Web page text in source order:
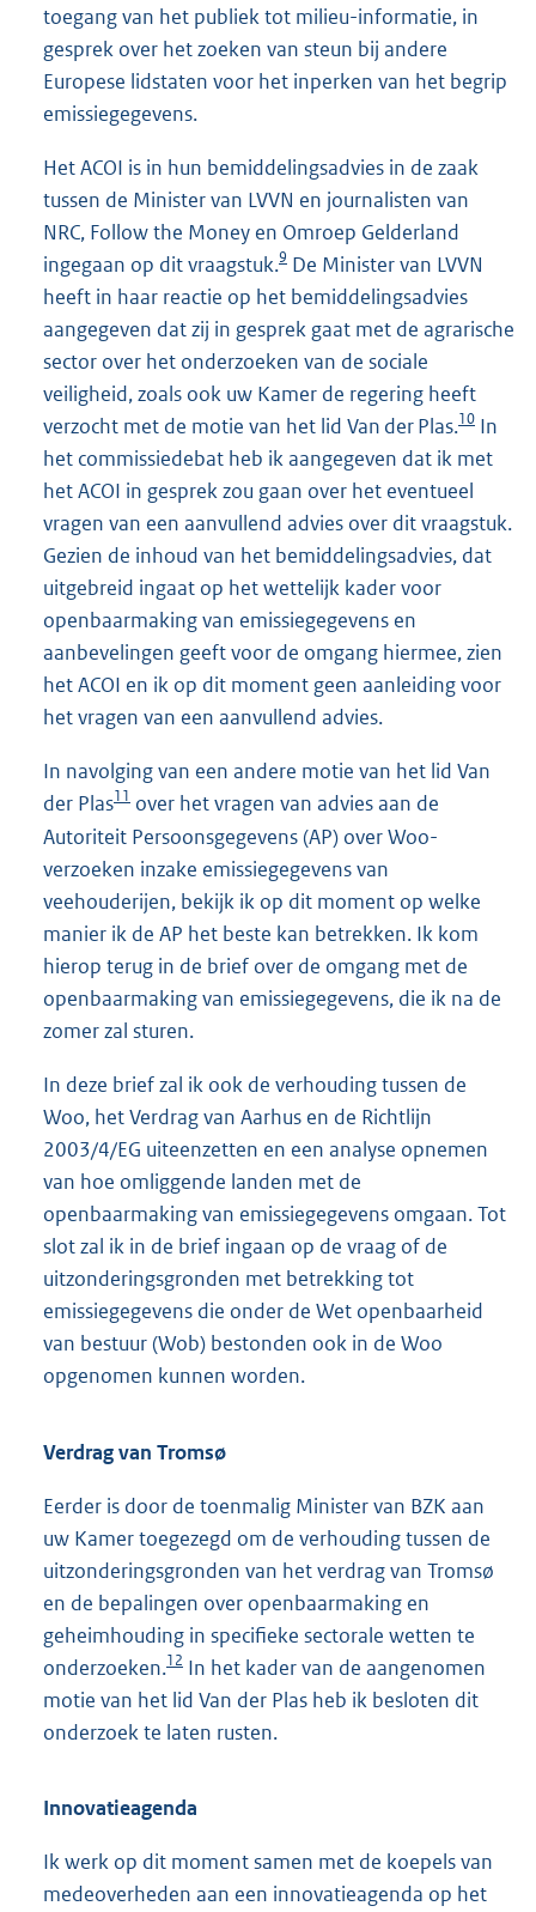
toegang van het publiek tot milieu-informatie, in
gesprek over het zoeken van steun bij andere
Europese lidstaten voor het inperken van het begrip
emissiegegevens.
Het ACOI is in hun bemiddelingsadvies in de zaak
tussen de Minister van LVVN en journalisten van
NRC, Follow the Money en Omroep Gelderland
ingegaan op dit vraagstuk.9 De Minister van LVVN
heeft in haar reactie op het bemiddelingsadvies
aangegeven dat zij in gesprek gaat met de agrarische
sector over het onderzoeken van de sociale
veiligheid, zoals ook uw Kamer de regering heeft
verzocht met de motie van het lid Van der Plas.10 In
het commissiedebat heb ik aangegeven dat ik met
het ACOI in gesprek zou gaan over het eventueel
vragen van een aanvullend advies over dit vraagstuk.
Gezien de inhoud van het bemiddelingsadvies, dat
uitgebreid ingaat op het wettelijk kader voor
openbaarmaking van emissiegegevens en
aanbevelingen geeft voor de omgang hiermee, zien
het ACOI en ik op dit moment geen aanleiding voor
het vragen van een aanvullend advies.
In navolging van een andere motie van het lid Van
der Plas11 over het vragen van advies aan de
Autoriteit Persoonsgegevens (AP) over Woo-
verzoeken inzake emissiegegevens van
veehouderijen, bekijk ik op dit moment op welke
manier ik de AP het beste kan betrekken. Ik kom
hierop terug in de brief over de omgang met de
openbaarmaking van emissiegegevens, die ik na de
zomer zal sturen.
In deze brief zal ik ook de verhouding tussen de
Woo, het Verdrag van Aarhus en de Richtlijn
2003/4/EG uiteenzetten en een analyse opnemen
van hoe omliggende landen met de
openbaarmaking van emissiegegevens omgaan. Tot
slot zal ik in de brief ingaan op de vraag of de
uitzonderingsgronden met betrekking tot
emissiegegevens die onder de Wet openbaarheid
van bestuur (Wob) bestonden ook in de Woo
opgenomen kunnen worden.
Verdrag van Tromsø
Eerder is door de toenmalig Minister van BZK aan
uw Kamer toegezegd om de verhouding tussen de
uitzonderingsgronden van het verdrag van Tromsø
en de bepalingen over openbaarmaking en
geheimhouding in specifieke sectorale wetten te
onderzoeken.12 In het kader van de aangenomen
motie van het lid Van der Plas heb ik besloten dit
onderzoek te laten rusten.
Innovatieagenda
Ik werk op dit moment samen met de koepels van
medeoverheden aan een innovatieagenda op het